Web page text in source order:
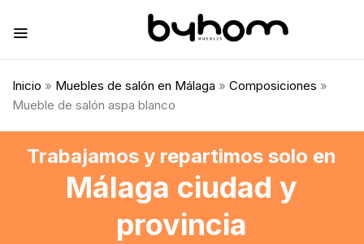
Inicio » Muebles de salón en Málaga » Composiciones »
Mueble de salón aspa blanco
Trabajamos y repartimos solo en
Málaga ciudad y
provincia